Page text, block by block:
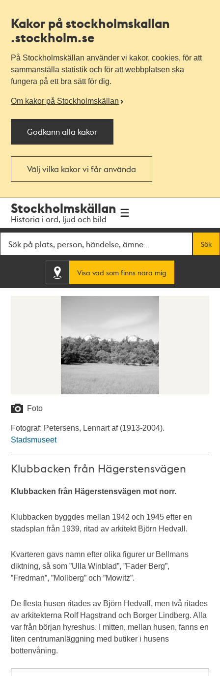
Kakor på stockholmskallan
.stockholm.se
På Stockholmskällan använder vi kakor, cookies, för att
sammanställa statistik och för att webbplatsen ska
fungera på ett bra sätt för dig.
Om kakor på Stockholmskällan
Godkänn alla kakor
Välj vilka kakor vi får använda
navigationen
huvudinnehållet
Stockholmskällan
Historia i ord, ljud och bild
Sök
Visa vad som finns nära mig
Foto
Fotograf: Petersens, Lennart af (1913-2004).
Stadsmuseet
Klubbacken från Hägerstensvägen
Klubbacken från Hägerstensvägen mot norr.
Klubbacken byggdes mellan 1942 och 1945 efter en
stadsplan från 1939, ritad av arkitekt Björn Hedvall.
Kvarteren gavs namn efter olika figurer ur Bellmans
diktning, så som ”Ulla Winblad”, ”Fader Berg”,
”Fredman”, ”Mollberg” och ”Mowitz”.
De flesta husen ritades av Björn Hedvall, men två ritades
av arkitekterna Rolf Hagstrand och Borger Lindberg. Alla
var från början hyreshus. I mitten, mellan husen, fanns en
liten centrumanläggning med butiker i husens
bottenvåning.